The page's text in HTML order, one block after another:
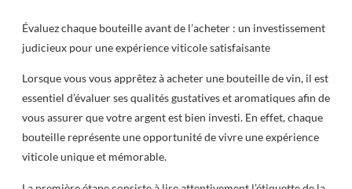
Évaluez chaque bouteille avant de l’acheter : un investissement
judicieux pour une expérience viticole satisfaisante
Lorsque vous vous apprêtez à acheter une bouteille de vin, il est
essentiel d’évaluer ses qualités gustatives et aromatiques afin de
vous assurer que votre argent est bien investi. En effet, chaque
bouteille représente une opportunité de vivre une expérience
viticole unique et mémorable.